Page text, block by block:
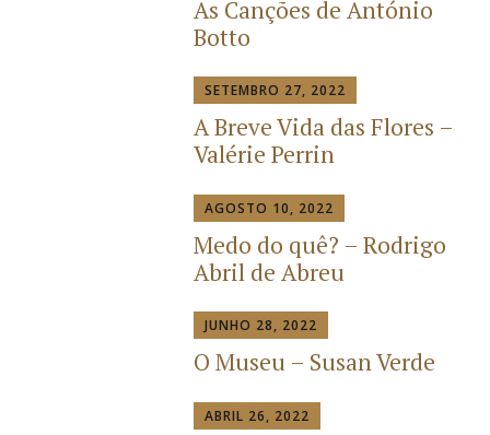
As Canções de António
Botto
SETEMBRO 27, 2022
A Breve Vida das Flores –
Valérie Perrin
AGOSTO 10, 2022
Medo do quê? – Rodrigo
Abril de Abreu
JUNHO 28, 2022
O Museu – Susan Verde
ABRIL 26, 2022